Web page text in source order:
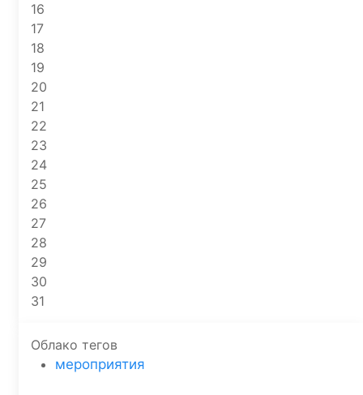
16
17
18
19
20
21
22
23
24
25
26
27
28
29
30
31
Облако тегов
мероприятия